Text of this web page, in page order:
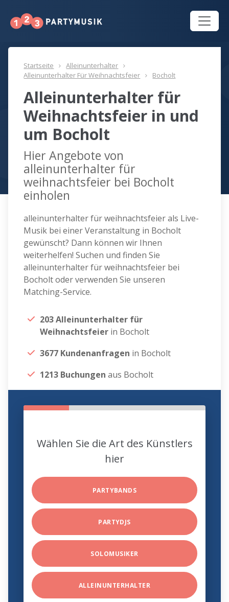
Startseite
Alleinunterhalter
Alleinunterhalter Für Weihnachtsfeier
Bocholt
Alleinunterhalter für
Weihnachtsfeier in und
um Bocholt
Hier Angebote von
alleinunterhalter für
weihnachtsfeier bei Bocholt
einholen
alleinunterhalter für weihnachtsfeier als Live-
Musik bei einer Veranstaltung in Bocholt
gewünscht? Dann können wir Ihnen
weiterhelfen! Suchen und finden Sie
alleinunterhalter für weihnachtsfeier bei
Bocholt oder verwenden Sie unseren
Matching-Service.
203 Alleinunterhalter für
Weihnachtsfeier in Bocholt
3677 Kundenanfragen in Bocholt
1213 Buchungen aus Bocholt
Wählen Sie die Art des Künstlers
hier
PARTYBANDS
PARTYDJS
SOLOMUSIKER
ALLEINUNTERHALTER